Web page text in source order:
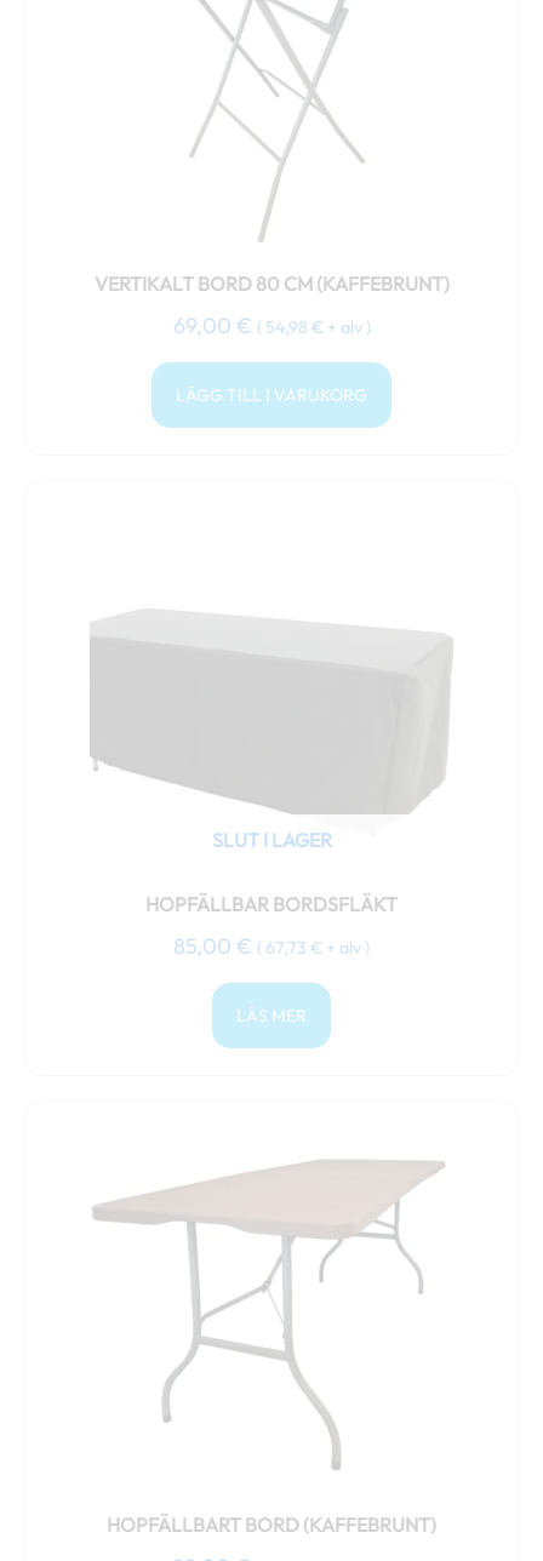
VERTIKALT BORD 80 CM (KAFFEBRUNT)
69,00 € ( 54,98 € + alv )
LÄGG TILL I VARUKORG
SLUT I LAGER
HOPFÄLLBAR BORDSFLÄKT
85,00 € ( 67,73 € + alv )
LÄS MER
HOPFÄLLBART BORD (KAFFEBRUNT)